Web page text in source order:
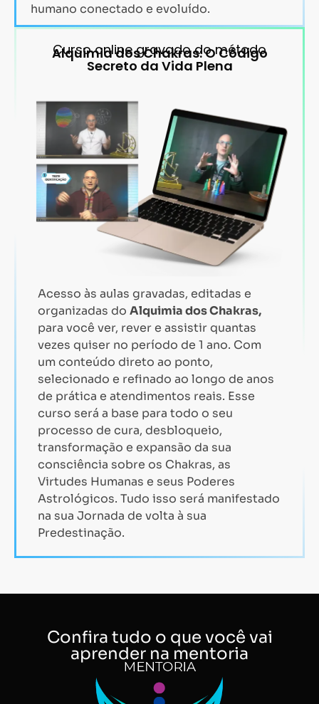
humano conectado e evoluído.
Curso online gravado do método
Alquimia dos Chakras: O Código
Secreto da Vida Plena
Acesso às aulas gravadas, editadas e
organizadas do Alquimia dos Chakras,
para você ver, rever e assistir quantas
vezes quiser no período de 1 ano. Com
um conteúdo direto ao ponto,
selecionado e refinado ao longo de anos
de prática e atendimentos reais. Esse
curso será a base para todo o seu
processo de cura, desbloqueio,
transformação e expansão da sua
consciência sobre os Chakras, as
Virtudes Humanas e seus Poderes
Astrológicos. Tudo isso será manifestado
na sua Jornada de volta à sua
Predestinação.
Confira tudo o que você vai
aprender na mentoria